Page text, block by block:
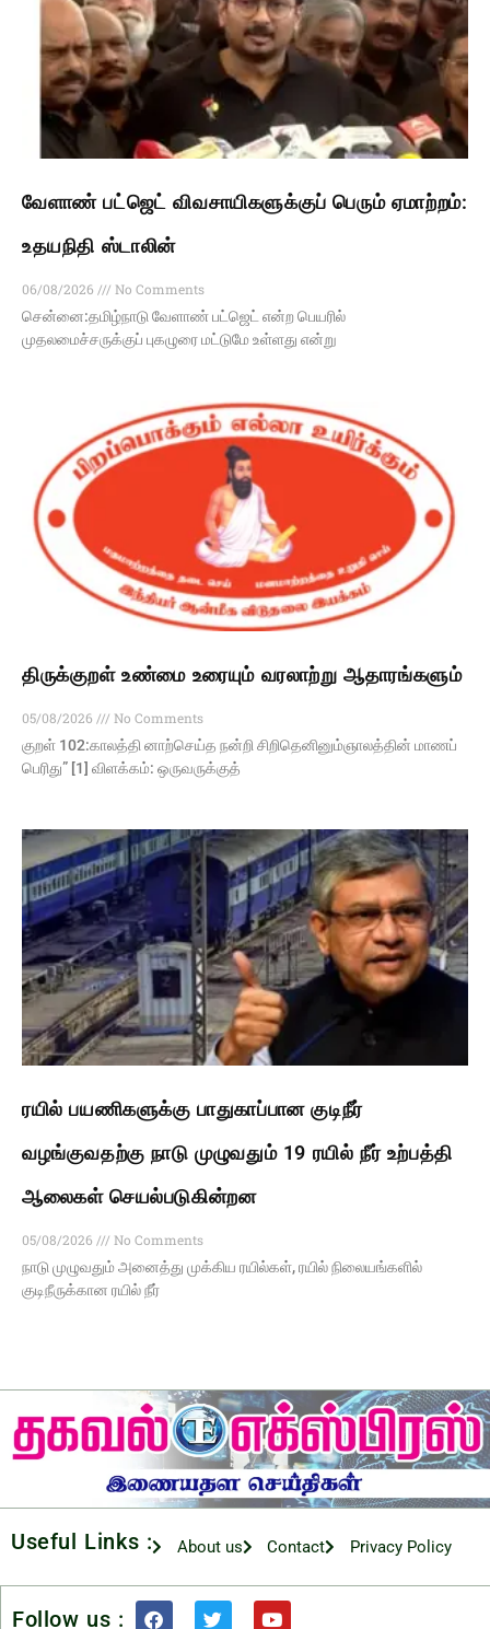
வேளாண் பட்ஜெட் விவசாயிகளுக்குப் பெரும் ஏமாற்றம்:
உதயநிதி ஸ்டாலின்
06/08/2026
No Comments
சென்னை:தமிழ்நாடு வேளாண் பட்ஜெட் என்ற பெயரில்
முதலமைச்சருக்குப் புகழுரை மட்டுமே உள்ளது என்று
திருக்குறள் உண்மை உரையும் வரலாற்று ஆதாரங்களும்
05/08/2026
No Comments
குறள் 102:காலத்தி னாற்செய்த நன்றி சிறிதெனினும்ஞாலத்தின் மாணப்
பெரிது” [1] விளக்கம்: ஒருவருக்குத்
ரயில் பயணிகளுக்கு பாதுகாப்பான குடிநீர்
வழங்குவதற்கு நாடு முழுவதும் 19 ரயில் நீர் உற்பத்தி
ஆலைகள் செயல்படுகின்றன
05/08/2026
No Comments
நாடு முழுவதும் அனைத்து முக்கிய ரயில்கள், ரயில் நிலையங்களில்
குடிநீருக்கான ரயில் நீர்
Useful Links : About us Contact Privacy Policy
Follow us :